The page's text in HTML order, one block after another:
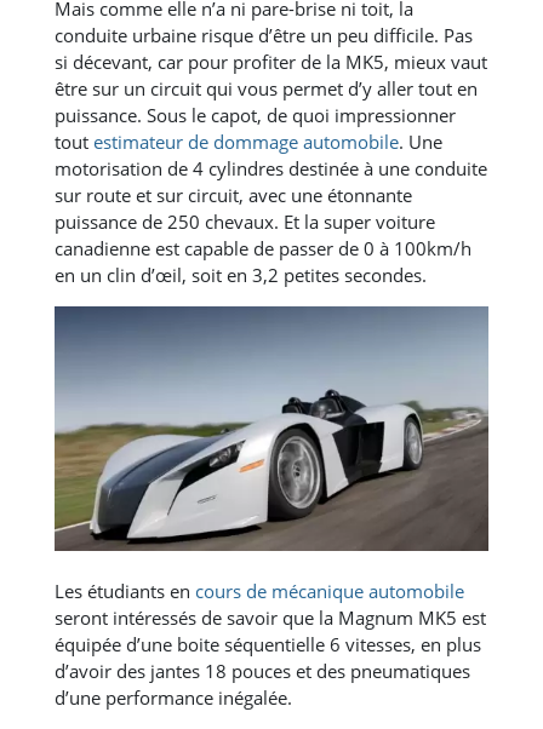
Mais comme elle n’a ni pare-brise ni toit, la
conduite urbaine risque d’être un peu difficile. Pas
si décevant, car pour profiter de la MK5, mieux vaut
être sur un circuit qui vous permet d’y aller tout en
puissance. Sous le capot, de quoi impressionner
tout estimateur de dommage automobile. Une
motorisation de 4 cylindres destinée à une conduite
sur route et sur circuit, avec une étonnante
puissance de 250 chevaux. Et la super voiture
canadienne est capable de passer de 0 à 100km/h
en un clin d’œil, soit en 3,2 petites secondes.
Les étudiants en cours de mécanique automobile
seront intéressés de savoir que la Magnum MK5 est
équipée d’une boite séquentielle 6 vitesses, en plus
d’avoir des jantes 18 pouces et des pneumatiques
d’une performance inégalée.